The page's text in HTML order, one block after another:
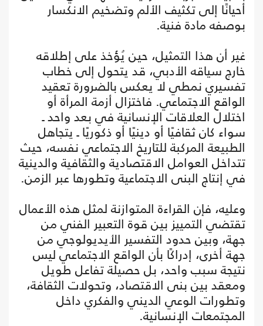
أحيانًا إلى تكثيف الألم وتضخيم الانكسار
بوصفه مادة فنية.
غير أن هذا التمثيل، حين يُؤخذ على إطلاقه
خارج سياقه الأدبي، قد يتحول إلى خطاب
تفسيري نمطي لا يعكس بالضرورة تعقيد
الواقع الاجتماعي. فاختزال أزمة المرأة أو
اختلال العلاقات الإنسانية في بعد واحد ـ
سواء كان ثقافيًا أو دينيًا أو ذكوريًا ـ يتجاهل
الطبيعة المركبة للتاريخ الاجتماعي نفسه، حيث
تتداخل العوامل الاقتصادية والثقافية والدينية
في إنتاج البنى الاجتماعية وتطورها عبر الزمن.
وعليه، فإن القراءة المتوازنة لمثل هذه الأعمال
تقتضي التمييز بين قوة التعبير الفني من
جهة، وبين حدود التفسير الأيديولوجي من
جهة أخرى، إدراكًا بأن الواقع الاجتماعي ليس
نتيجة سبب واحد، بل حصيلة تفاعل طويل
ومعقد بين بنى الاقتصاد، وتحولات الثقافة،
وتطورات الوعي الديني والفكري داخل
المجتمعات الإنسانية.